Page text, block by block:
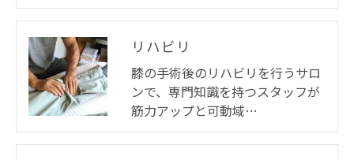
リハビリ
膝の手術後のリハビリを行うサロ
ンで、専門知識を持つスタッフが
筋力アップと可動域…